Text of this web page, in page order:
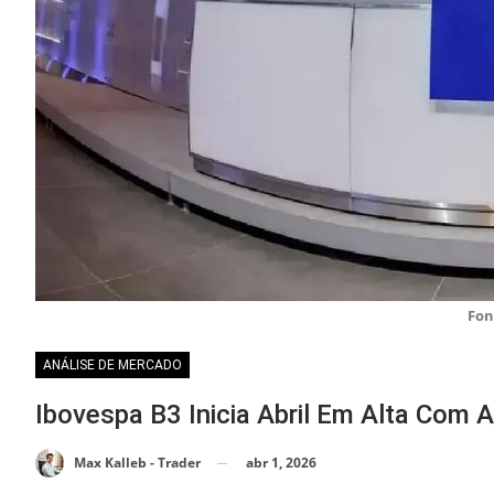
ANÁLISE DE MERCADO
Ibovespa B3 Inicia Abril Em Alta Com
Max Kalleb - Trader abr 1, 2026